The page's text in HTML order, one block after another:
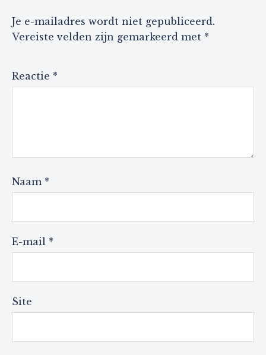
Je e-mailadres wordt niet gepubliceerd.
Vereiste velden zijn gemarkeerd met *
Reactie *
Naam *
E-mail *
Site